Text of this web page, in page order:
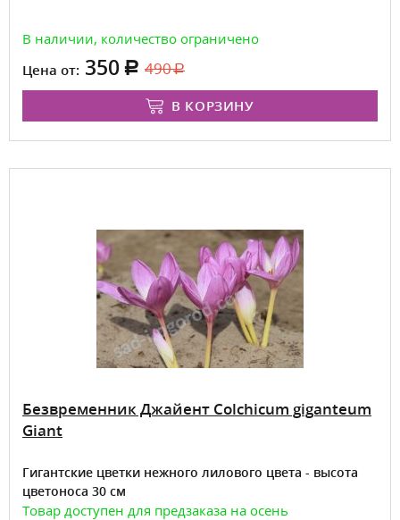
В наличии, количество ограничено
Цена от: 350 490
В КОРЗИНУ
Безвременник Джайент Colchicum giganteum
Giant
Гигантские цветки нежного лилового цвета - высота
цветоноса 30 см
Товар доступен для предзаказа на осень